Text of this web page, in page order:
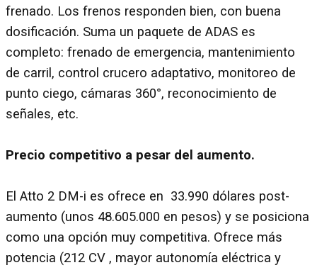
frenado. Los frenos responden bien, con buena
dosificación. Suma un paquete de ADAS es
completo: frenado de emergencia, mantenimiento
de carril, control crucero adaptativo, monitoreo de
punto ciego, cámaras 360°, reconocimiento de
señales, etc.
Precio competitivo a pesar del aumento.
El Atto 2 DM-i es ofrece en 33.990 dólares post-
aumento (unos 48.605.000 en pesos) y se posiciona
como una opción muy competitiva. Ofrece más
potencia (212 CV , mayor autonomía eléctrica y